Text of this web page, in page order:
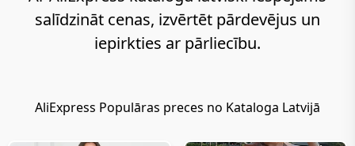
Latvijā.
www.aliexpress.lv
на
salīdzināt cenas, izvērtēt pārdevējus un
iepirkties ar pārliecību.
AliExpress Populāras preces no Kataloga Latvijā